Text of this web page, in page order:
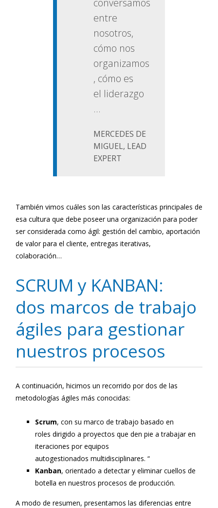
conversamos
entre
nosotros,
cómo nos
organizamos
, cómo es
el liderazgo
…
MERCEDES DE
MIGUEL, LEAD
EXPERT
También vimos cuáles son las características principales de
esa cultura que debe poseer una organización para poder
ser considerada como ágil: gestión del cambio, aportación
de valor para el cliente, entregas iterativas,
colaboración…
SCRUM y KANBAN:
dos marcos de trabajo
ágiles para gestionar
nuestros procesos
A continuación, hicimos un recorrido por dos de las
metodologías ágiles más conocidas:
Scrum, con su marco de trabajo basado en
roles dirigido a proyectos que den pie a trabajar en
iteraciones por equipos
autogestionados multidisciplinares. “
Kanban, orientado a detectar y eliminar cuellos de
botella en nuestros procesos de producción.
A modo de resumen, presentamos las diferencias entre